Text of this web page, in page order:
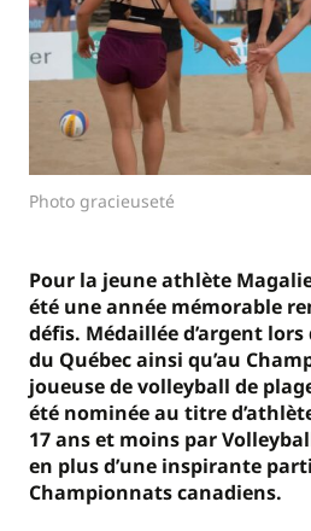
Photo gracieuseté
Pour la jeune athlète
été une année mémorable
défis. Médaillée d’argent lors
du Québec ainsi qu’au
joueuse de volleyball de
été nominée au titre
17 ans et moins par
en plus d’une inspirante
Championnats canadiens.